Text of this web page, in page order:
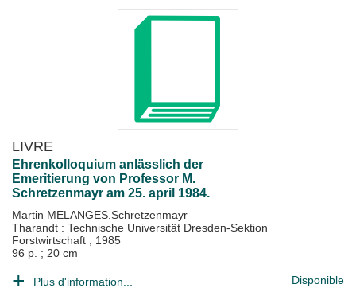
LIVRE
Ehrenkolloquium anlässlich der
Emeritierung von Professor M.
Schretzenmayr am 25. april 1984.
Martin MELANGES.Schretzenmayr
Tharandt : Technische Universität Dresden-Sektion
Forstwirtschaft ; 1985
96 p. ; 20 cm
Plus d'information... Disponible